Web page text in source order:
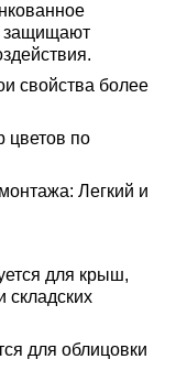
защищают
свойства более
цветов по
Легкий и
для крыш,
для облицовки